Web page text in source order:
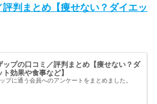
評判まとめ【痩せない？ダイエッ
ップの口コミ／評判まとめ【痩せない？ダ
ト効果や食事など】
プに通う会員へのアンケートをまとめました。